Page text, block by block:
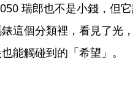
瑞郎也不是小錢，但它
這個分類裡，看見了光，
能觸碰到的「希望」。